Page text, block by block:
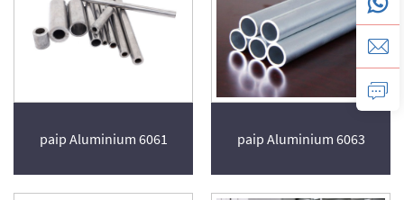
paip Aluminium 6061 paip Aluminium 6063